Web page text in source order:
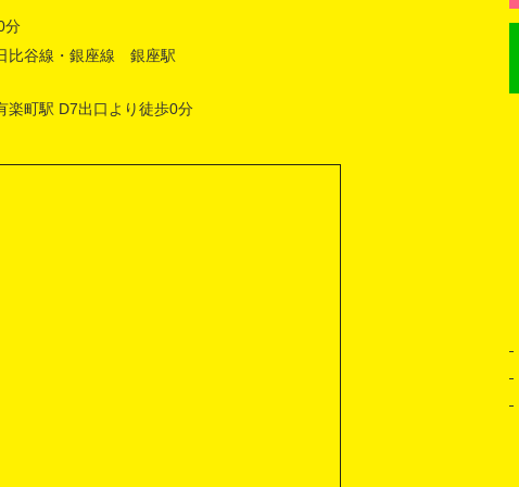
分
比谷線・銀座線 銀座駅
町駅 D7出口より徒歩0分